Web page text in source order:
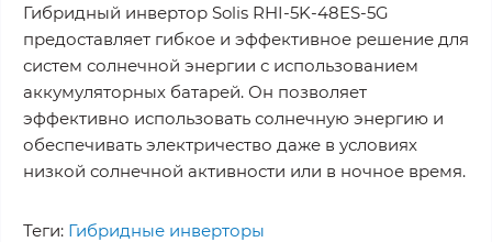
Гибридный инвертор Solis RHI-5K-48ES-5G
предоставляет гибкое и эффективное решение для
систем солнечной энергии с использованием
аккумуляторных батарей. Он позволяет
эффективно использовать солнечную энергию и
обеспечивать электричество даже в условиях
низкой солнечной активности или в ночное время.
Теги: Гибридные инверторы